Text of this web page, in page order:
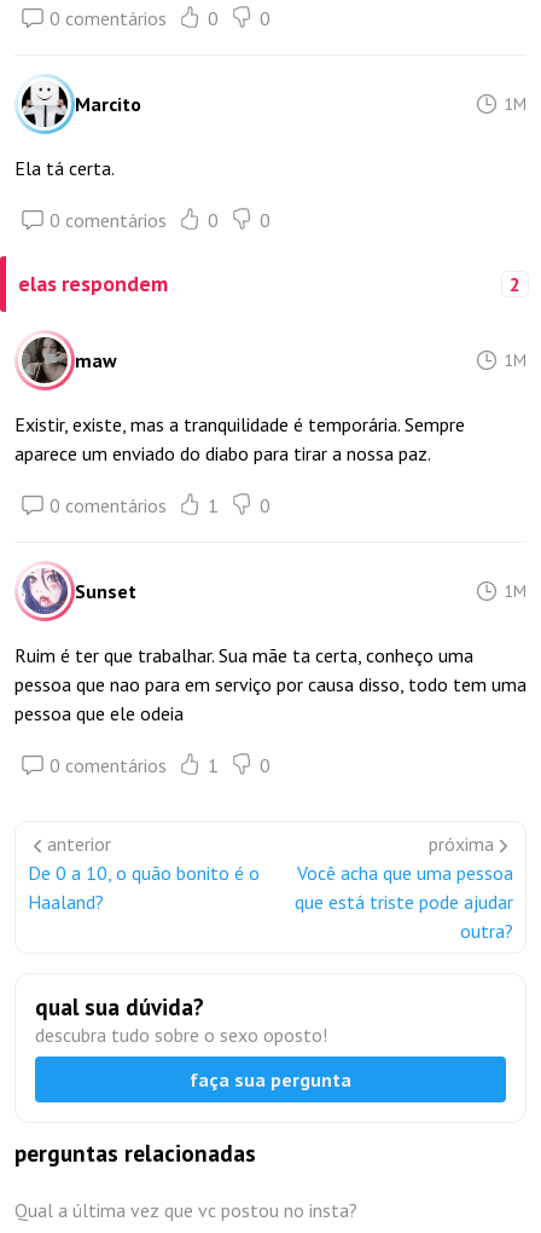
0 comentários 0 0
Marcito 1M
Ela tá certa.
0 comentários 0 0
elas respondem 2
maw 1M
Existir, existe, mas a tranquilidade é temporária. Sempre
aparece um enviado do diabo para tirar a nossa paz.
0 comentários 1 0
Sunset 1M
Ruim é ter que trabalhar. Sua mãe ta certa, conheço uma
pessoa que nao para em serviço por causa disso, todo tem uma
pessoa que ele odeia
0 comentários 1 0
anterior
De 0 a 10, o quão bonito é o
Haaland?
próxima
Você acha que uma pessoa
que está triste pode ajudar
outra?
qual sua dúvida?
descubra tudo sobre o sexo oposto!
faça sua pergunta
perguntas relacionadas
Qual a última vez que vc postou no insta?